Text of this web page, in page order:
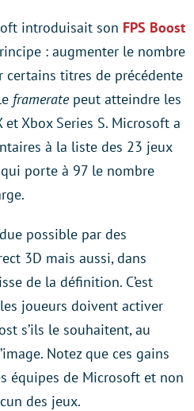
introduisait son FPS Boost
: augmenter le nombre
certains titres de précédente
frameratepeut atteindre les
Xbox Series S. Microsoft a
à la liste des 23 jeux
porte à 97 le nombre
possible par des
3D mais aussi, dans
de la définition. C’est
joueurs doivent activer
s’ils le souhaitent, au
Notez que ces gains
équipes de Microsoft et non
des jeux.